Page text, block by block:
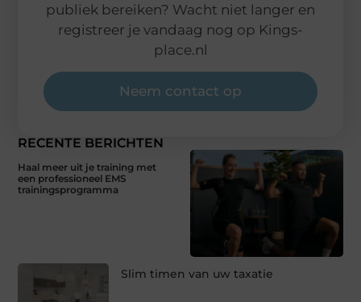
RECENTE BERICHTEN
Haal meer uit je training met
een professioneel EMS
trainingsprogramma
Slim timen van uw taxatie
publiek bereiken? Wacht niet langer en
registreer je vandaag nog op Kings-
place.nl
Neem contact op